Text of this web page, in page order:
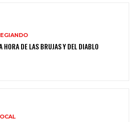
HORA DE LAS BRUJAS Y DEL DIABLO